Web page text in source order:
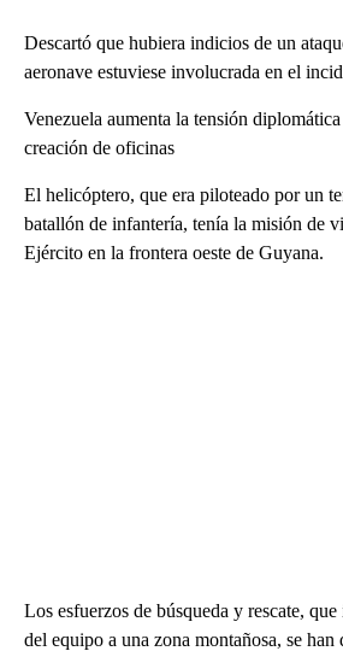
Descartó que hubiera indicios de un
aeronave estuviese involucrada en el
Venezuela aumenta la tensión
creación de oficinas
El helicóptero, que era piloteado por un
batallón de infantería, tenía la misión de
Ejército en la frontera oeste de Guyana.
Los esfuerzos de búsqueda y rescate,
del equipo a una zona montañosa, se